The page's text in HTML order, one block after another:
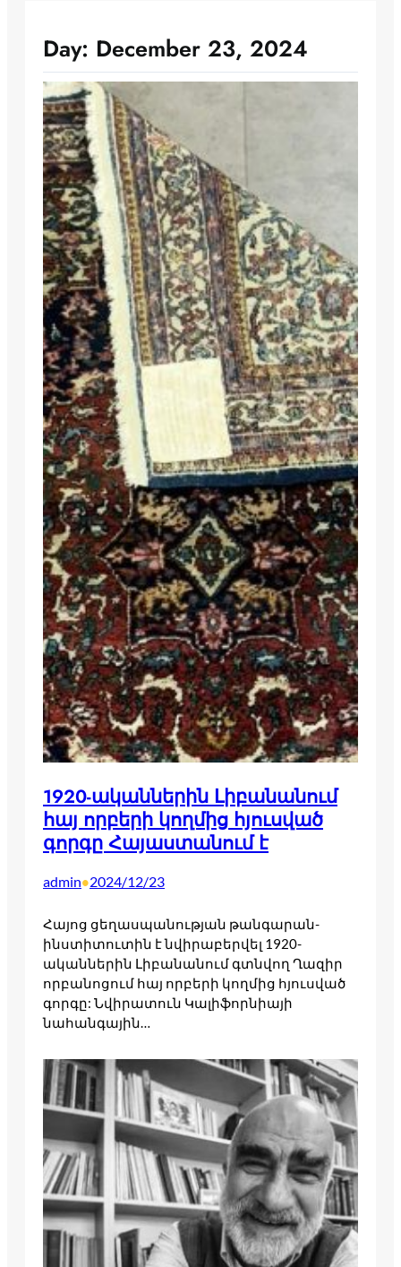
Day: December 23, 2024
1920-ականներին Լիբանանում
հայ որբերի կողմից հյուսված
գորգը Հայաստանում է
admin•2024/12/23
Հայոց ցեղասպանության թանգարան-
ինստիտուտին է նվիրաբերվել 1920-
ականներին Լիբանանում գտնվող Ղազիր
որբանոցում հայ որբերի կողմից հյուսված
գորգը: Նվիրատուն Կալիֆորնիայի
նահանգային…